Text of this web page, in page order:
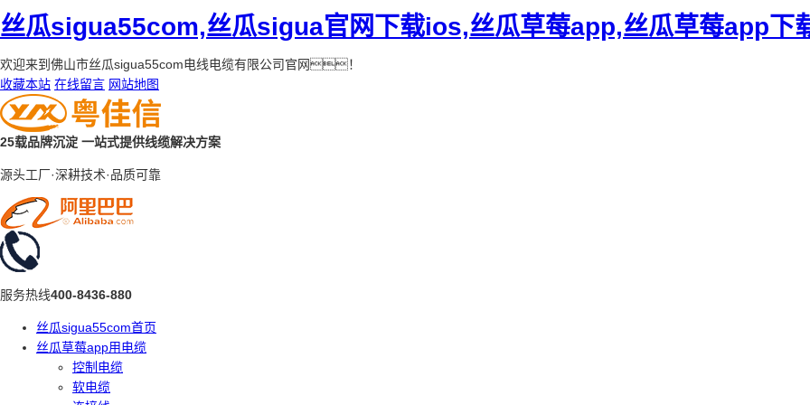
丝瓜sigua55com,丝瓜sigua官网下载ios,丝瓜草莓app,丝瓜草莓app下
欢迎来到佛山市丝瓜sigua55com电线电缆有限公司官网！
收藏本站 在线留言 网站地图
25载品牌沉淀 一站式提供线缆解决方案
源头工厂·深耕技术·品质可靠
服务热线400-8436-880
丝瓜sigua55com首页
丝瓜草莓app用电缆
控制电缆
软电缆